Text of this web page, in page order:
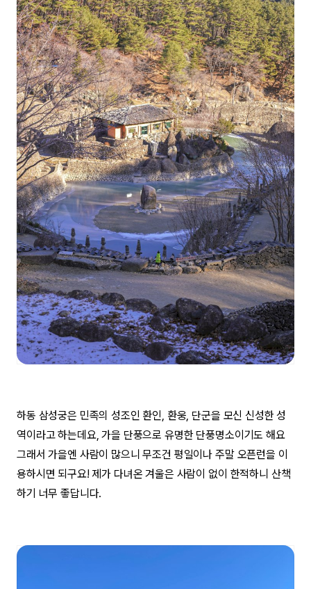
하동 삼성궁은 민족의 성조인 환인, 환웅, 단군을 모신 신성한 성
역이라고 하는데요, 가을 단풍으로 유명한 단풍명소이기도 해요
그래서 가을엔 사람이 많으니 무조건 평일이나 주말 오픈런을 이
용하시면 되구요! 제가 다녀온 겨울은 사람이 없이 한적하니 산책
하기 너무 좋답니다.